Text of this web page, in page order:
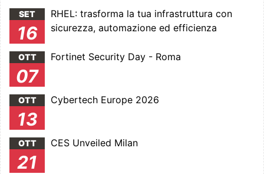
SET
16
RHEL: trasforma la tua infrastruttura con
sicurezza, automazione ed efficienza
OTT
07
Fortinet Security Day - Roma
OTT
13
Cybertech Europe 2026
OTT
21
CES Unveiled Milan